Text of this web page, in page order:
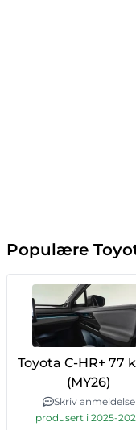
Populære
Toyota C-HR+ 77
(MY26)
Skriv anmeldelse
produsert i 2025-